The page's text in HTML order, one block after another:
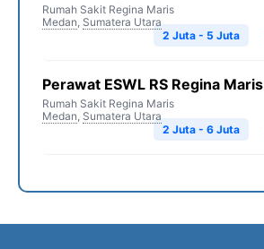
Rumah Sakit Regina Maris
Medan, Sumatera Utara
2 Juta - 5 Juta
Perawat ESWL RS Regina Maris
Rumah Sakit Regina Maris
Medan, Sumatera Utara
2 Juta - 6 Juta